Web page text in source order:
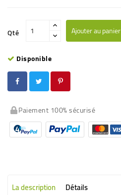
Qté Ajouter au panier
Disponible
Paiement 100% sécurisé
La description Détails